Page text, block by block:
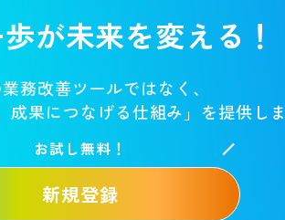
が未来を変える！
務改善ツールではなく、
成果につなげる仕組み」を提供し
お試し無料！
新規登録